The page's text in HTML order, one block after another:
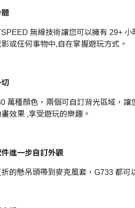
聽
無線技術讓您可以擁有 29+
或任何事物中,自在掌握遊玩方式。
萬種顏色，兩個可自訂背光區域，
效果 ,享受遊玩的樂趣。
進一步自訂外觀
的懸吊頭帶到麥克風套，G733 都